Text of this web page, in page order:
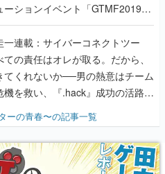
ーションイベント「GTMF2019」
、より理解を深めよう【PR】
一連載：サイバーコネクトツー
の責任はオレが取る。だから、
てくれないか──男の熱意はチーム
機を救い、『.hack』成功の活路を
界の快男児・松山 洋に流れる血は
ャンプ』色だった【若ゲのいた
ーの青春〜の記事一覧